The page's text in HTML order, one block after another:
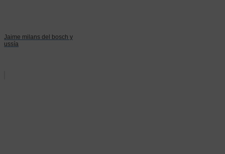
Jaime milans del bosch y
ussía